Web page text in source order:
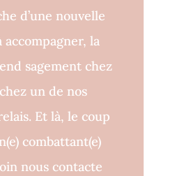
d’une nouvelle
accompagner, la
sagement chez
un de nos
Et là, le coup
combattant(e)
nous contacte